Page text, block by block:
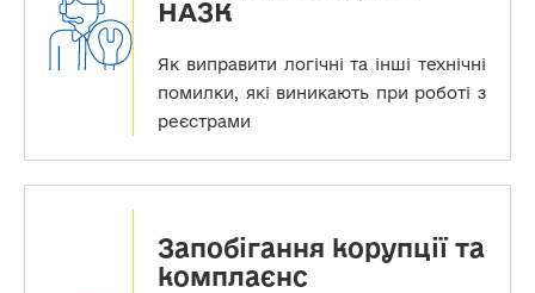
НАЗК
Як виправити логічні та інші технічні
помилки, які виникають при роботі з
реєстрами
Запобігання корупції та
комплаєнс